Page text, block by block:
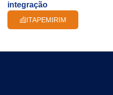
integração
ITAPEMIRIM